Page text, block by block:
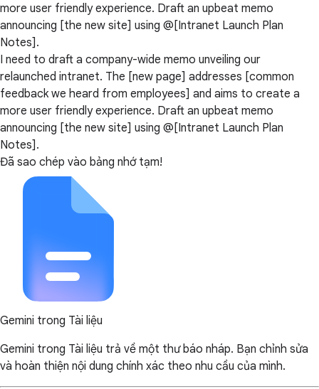
more user friendly experience. Draft an upbeat memo
announcing [the new site] using @[Intranet Launch Plan
Notes].
I need to draft a company-wide memo unveiling our
relaunched intranet. The [new page] addresses [common
feedback we heard from employees] and aims to create a
more user friendly experience. Draft an upbeat memo
announcing [the new site] using @[Intranet Launch Plan
Notes].
Đã sao chép vào bảng nhớ tạm!
Gemini trong Tài liệu
Gemini trong Tài liệu trả về một thư báo nháp. Bạn chỉnh sửa
và hoàn thiện nội dung chính xác theo nhu cầu của mình.